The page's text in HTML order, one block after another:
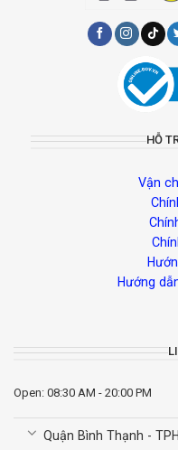
HỖ
Vận
Hướng
Open: 08:30 AM - 20:00 PM
Quận Bình Thạnh -